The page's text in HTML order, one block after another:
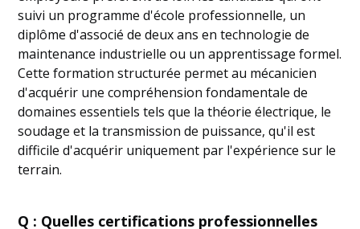
suivi un programme d'école professionnelle, un
diplôme d'associé de deux ans en technologie de
maintenance industrielle ou un apprentissage formel.
Cette formation structurée permet au mécanicien
d'acquérir une compréhension fondamentale de
domaines essentiels tels que la théorie électrique, le
soudage et la transmission de puissance, qu'il est
difficile d'acquérir uniquement par l'expérience sur le
terrain.
Q : Quelles certifications professionnelles